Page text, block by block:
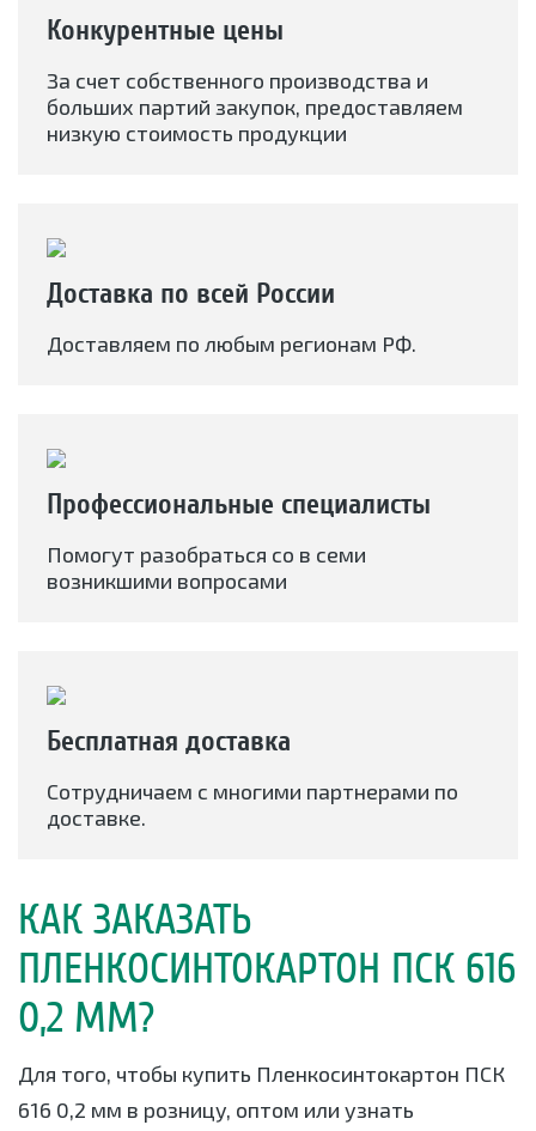
Конкурентные цены
За счет собственного производства и
больших партий закупок, предоставляем
низкую стоимость продукции
Доставка по всей России
Доставляем по любым регионам РФ.
Профессиональные специалисты
Помогут разобраться со в семи
возникшими вопросами
Бесплатная доставка
Сотрудничаем с многими партнерами по
доставке.
КАК ЗАКАЗАТЬ
ПЛЕНКОСИНТОКАРТОН ПСК 616
0,2 ММ?
Для того, чтобы купить Пленкосинтокартон ПСК
616 0,2 мм в розницу, оптом или узнать